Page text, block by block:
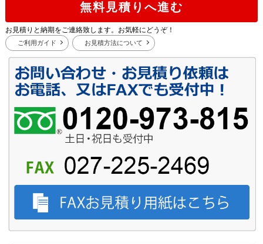
無料見積りへ進む
お見積りと納期をご連絡致します。お気軽にどうぞ！
ご利用ガイド お見積方法について